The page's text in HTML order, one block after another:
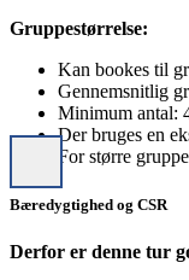
Gruppestørrelse:
Kan bookes til
Gennemsnitlig
Minimum antal:
Der bruges en
For større
Bæredygtighed og CSR
Derfor er denne tur